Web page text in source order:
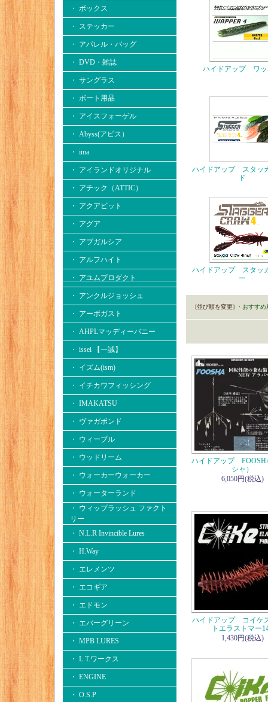
・ ボックス
・ ステッカー
・ アパレル・バッグ
・ DVD・雑誌
・ サングラス
・ ボート用品
・ アイスフォーゲル
・ Abyss(アビス）
・ ima
・ アイランドオリジナル
・ アチック（ATTIC）
・ アクアビット
・ アグア
・ アブガルシア
・ アルフハイト
・ アユムプロダクト
・ アンクルジョッシュ
・ アーボガスト
・ AHPLマッディーバニー
・ issei 【一誠】
・ イズム(ism)
・ イチカワフィッシング
・ IMAKATSU
・ ヴァガボンド
・ ウィーブル
・ ウッドリーム
・ ウォーカーウォーカー
・ ウォーターランド
・ ウィップラッシュ ファクト
リー
・ N.L.R Invincible Lures
・ H.Way
・ エレメンツ
・ エコギア
・ エドモン
・ エバーグリーン
・ MPB LURES
・ L.T.ワークス
・ ENGINE
・ O.S.P
ハイドアップ ワッ
ハイドアップ スタッ
ド
ハイドアップ スタッ
ー
[並び順を変更] ・おすすめ
ハイドアップ
シャ）
6,050円(税込)
ハイドアップ コイケ
トエラストマー
1,430円(税込)